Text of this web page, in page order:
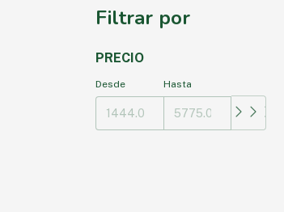
Filtrar por
PRECIO
Desde Hasta